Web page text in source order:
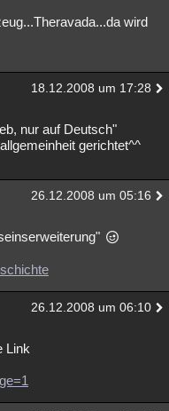
wird
18.12.2008 um 17:28
nur auf Deutsch"
gerichtet^^
26.12.2008 um 05:16
26.12.2008 um 06:10
Link